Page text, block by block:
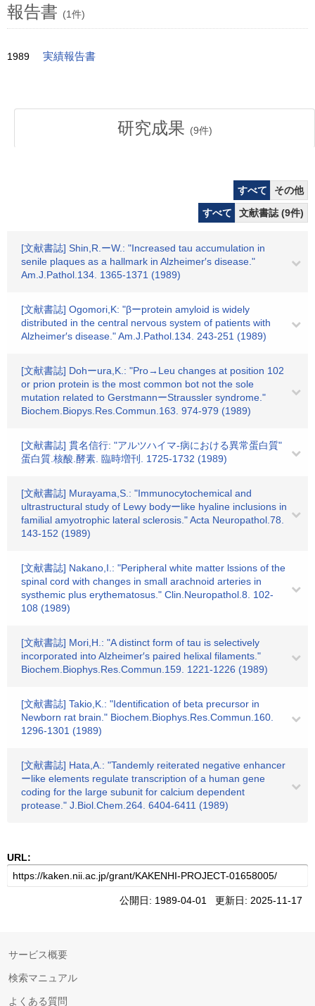
報告書 (1件)
1989 実績報告書
研究成果 (9件)
すべて
その他
すべて
文献書誌 (9件)
[文献書誌] Shin,R.ーW.: "Increased tau accumulation in
senile plaques as a hallmark in Alzheimer′s disease."
Am.J.Pathol.134. 1365-1371 (1989)
[文献書誌] Ogomori,K: "βーprotein amyloid is widely
distributed in the central nervous system of patients with
Alzheimer′s disease." Am.J.Pathol.134. 243-251 (1989)
[文献書誌] Dohーura,K.: "Pro→Leu changes at position 102
or prion protein is the most common bot not the sole
mutation related to GerstmannーStraussler syndrome."
Biochem.Biopys.Res.Commun.163. 974-979 (1989)
[文献書誌] 貫名信行: "アルツハイマ-病における異常蛋白質"
蛋白質.核酸.酵素. 臨時増刊. 1725-1732 (1989)
[文献書誌] Murayama,S.: "Immunocytochemical and
ultrastructural study of Lewy bodyーlike hyaline inclusions in
familial amyotrophic lateral sclerosis." Acta Neuropathol.78.
143-152 (1989)
[文献書誌] Nakano,I.: "Peripheral white matter lssions of the
spinal cord with changes in small arachnoid arteries in
systhemic plus erythematosus." Clin.Neuropathol.8. 102-
108 (1989)
[文献書誌] Mori,H.: "A distinct form of tau is selectively
incorporated into Alzheimer′s paired helixal filaments."
Biochem.Biophys.Res.Commun.159. 1221-1226 (1989)
[文献書誌] Takio,K.: "Identification of beta precursor in
Newborn rat brain." Biochem.Biophys.Res.Commun.160.
1296-1301 (1989)
[文献書誌] Hata,A.: "Tandemly reiterated negative enhancer
ーlike elements regulate transcription of a human gene
coding for the large subunit for calcium dependent
protease." J.Biol.Chem.264. 6404-6411 (1989)
URL:
公開日: 1989-04-01 更新日: 2025-11-17
サービス概要
検索マニュアル
よくある質問